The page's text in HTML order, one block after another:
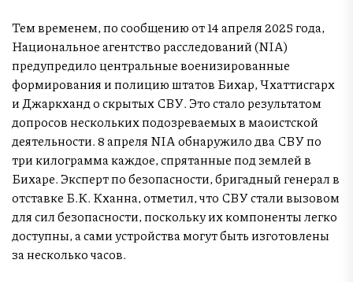
Тем временем, по сообщению от 14 апреля 2025 года,
Национальное агентство расследований (NIA)
предупредило центральные военизированные
формирования и полицию штатов Бихар, Чхаттисгарх
и Джаркханд о скрытых СВУ. Это стало результатом
допросов нескольких подозреваемых в маоистской
деятельности. 8 апреля NIA обнаружило два СВУ по
три килограмма каждое, спрятанные под землей в
Бихаре. Эксперт по безопасности, бригадный генерал в
отставке Б.К. Кханна, отметил, что СВУ стали вызовом
для сил безопасности, поскольку их компоненты легко
доступны, а сами устройства могут быть изготовлены
за несколько часов.